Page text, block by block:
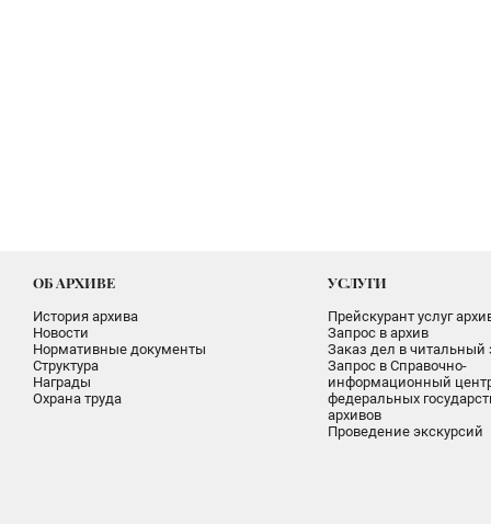
ОБ АРХИВЕ
История архива
Новости
Нормативные документы
Структура
Награды
Охрана труда
УСЛУГИ
Прейскурант услуг
Запрос в архив
Заказ дел в читальный
Запрос в Справочно-
информационный
федеральных
архивов
Проведение экскурсий